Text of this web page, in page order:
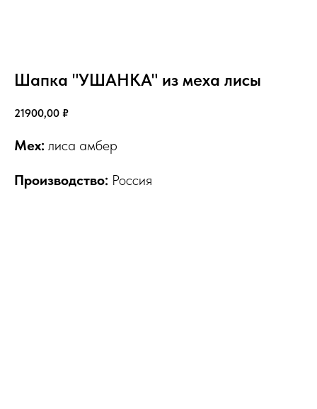
Шапка "УШАНКА" из меха лисы
21900,00 ₽
Мех: лиса амбер
Производство: Россия